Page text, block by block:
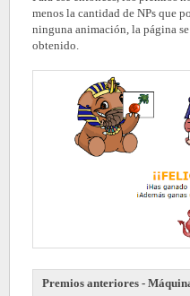
menos la cantidad de NPs que
ninguna animación, la página
obtenido.
Premios anteriores -